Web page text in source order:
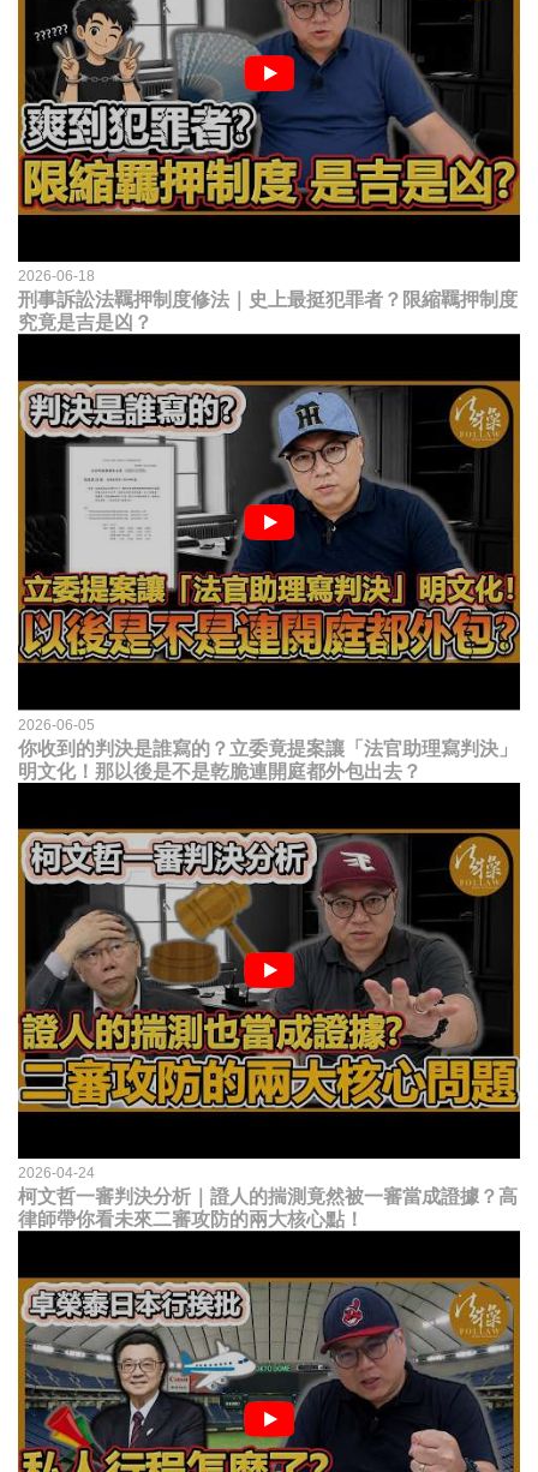
2026-06-18
刑事訴訟法羈押制度修法｜史上最挺犯罪者？限縮羈押制度
究竟是吉是凶？
2026-06-05
你收到的判決是誰寫的？立委竟提案讓「法官助理寫判決」
明文化！那以後是不是乾脆連開庭都外包出去？
2026-04-24
柯文哲一審判決分析｜證人的揣測竟然被一審當成證據？高
律師帶你看未來二審攻防的兩大核心點！